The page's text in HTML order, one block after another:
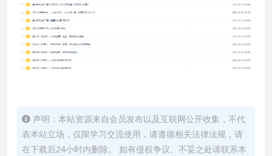
声明：本站资源来自会员发布以及互联网公开收集，不代
表本站立场，仅限学习交流使用，请遵循相关法律法规，请
在下载后24小时内删除。 如有侵权争议、不妥之处请联系本